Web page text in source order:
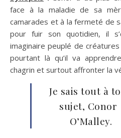
face à la maladie de sa
camarades et à la fermeté de
pour fuir son quotidien, il
imaginaire peuplé de
pourtant là qu’il va
chagrin et surtout affronter la
Je sais tout à
sujet, Conor
O’Malley.